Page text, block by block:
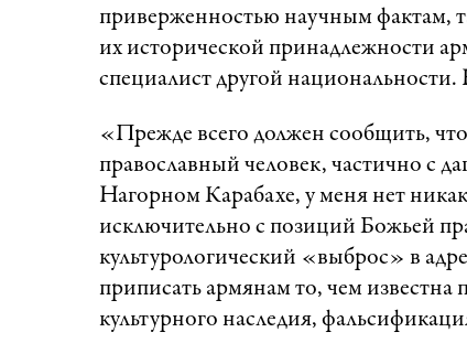
приверженностью научным фактам,
их исторической принадлежности
специалист другой национальности.
«Прежде всего должен сообщить,
православный человек, частично с
Нагорном Карабахе, у меня нет
исключительно с позиций Божьей
культурологический «выброс» в
приписать армянам то, чем
культурного наследия,